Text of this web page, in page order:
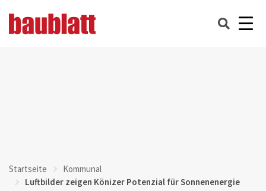
Startseite
Kommunal
Luftbilder zeigen Könizer Potenzial für Sonnenenergie